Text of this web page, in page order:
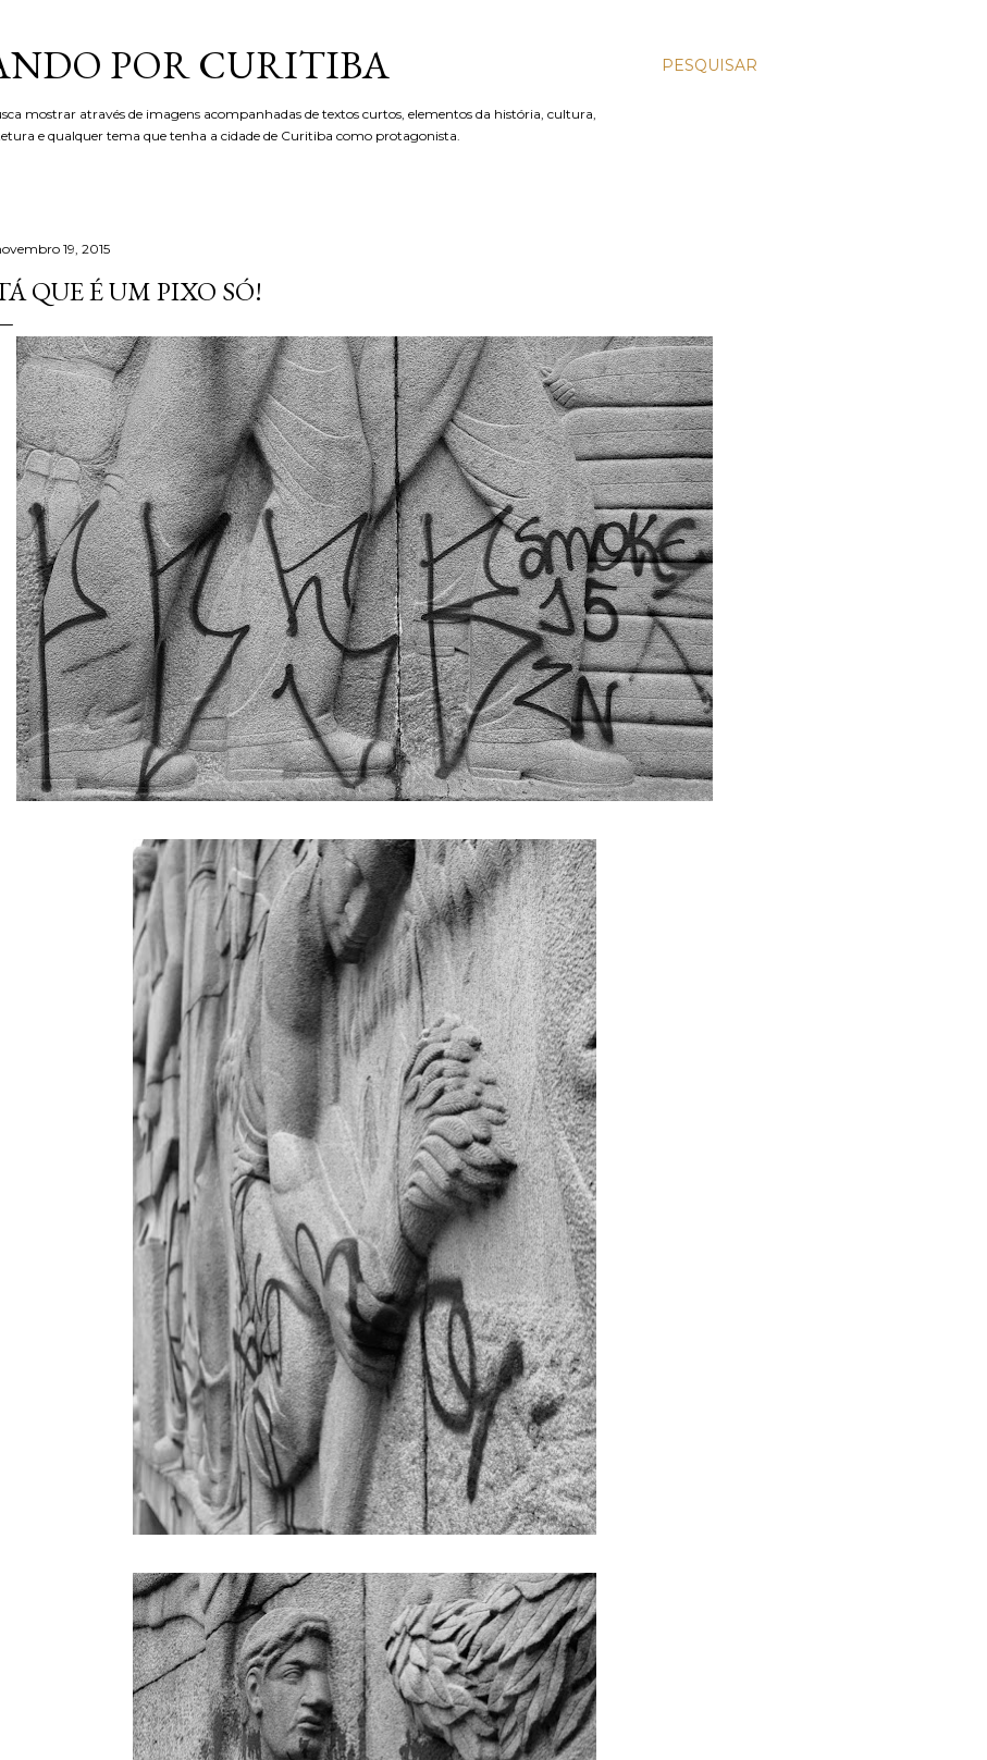
PESQUISAR
POR CURITIBA
mostrar através de imagens acompanhadas de textos curtos, elementos da história, cultura,
e qualquer tema que tenha a cidade de Curitiba como protagonista.
19, 2015
QUE É UM PIXO SÓ!